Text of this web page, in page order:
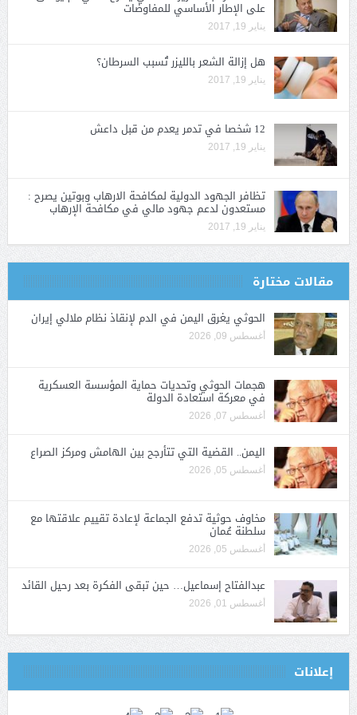
على الإطار الأساسي للمفاوضات
يناير 19, 2017
هل إزالة الشعر بالليزر تُسبب السرطان؟
يناير 19, 2017
12 شخصا في تدمر يعدم من قبل داعش
يناير 19, 2017
تظافر الجهود الدولية لمكافحة الارهاب وبوتين يصرح :
مستعدون لدعم جهود مالي في مكافحة الإرهاب
يناير 19, 2017
مقالات مختارة
الحوثي يغرق اليمن في الدم لإنقاذ نظام ملالي إيران
أغسطس 09, 2026
هجمات الحوثي وتحديات حماية المؤسسة العسكرية
في معركة استعادة الدولة
أغسطس 07, 2026
اليمن.. القضية التي تتأرجح بين الهامش ومركز الصراع
أغسطس 05, 2026
مخاوف حوثية تدفع الجماعة لإعادة تقييم علاقتها مع
سلطنة عُمان
أغسطس 05, 2026
عبدالفتاح إسماعيل… حين تبقى الفكرة بعد رحيل القائد
أغسطس 01, 2026
إعلانات